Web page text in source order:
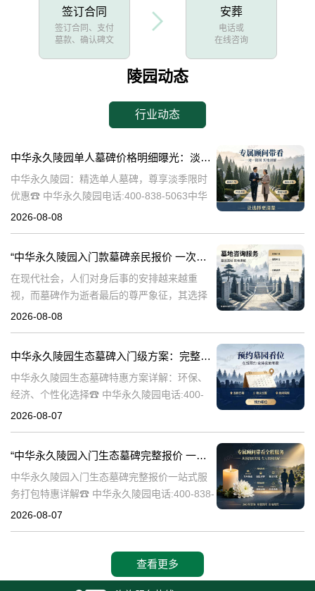
签订合同
签订合同、支付
墓款、确认碑文
安葬
电话或
在线咨询
陵园动态
行业动态
中华永久陵园单人墓碑价格明细曝光：淡季下单立省数千，限时优惠深度解析
中华永久陵园：精选单人墓碑，尊享淡季限时
优惠☎ 中华永久陵园电话:400-838-5063中华
永久陵园，作为国内知名的陵园品牌，始终以
2026-08-08
“中华永久陵园入门款墓碑亲民报价 一次性付清享折上折：超值优惠与便捷选择的完美结合”
在现代社会，人们对身后事的安排越来越重
视，而墓碑作为逝者最后的尊严象征，其选择
与设计也变得尤为重要。中华永久陵园作为中
和
2026-08-08
中华永久陵园生态墓碑入门级方案：完整报价与一站式服务打包特惠解析
中华永久陵园生态墓碑特惠方案详解：环保、
经济、个性化选择☎ 中华永久陵园电话:400-
838-5063随着人们对身后事的关注度提升，选
2026-08-07
“中华永久陵园入门生态墓碑完整报价 一站式服务打包特惠详解”
中华永久陵园入门生态墓碑完整报价一站式服
务打包特惠详解☎ 中华永久陵园电话:400-838-
5063中华永久陵园作为国内知名的陵园之一，
2026-08-07
查看更多